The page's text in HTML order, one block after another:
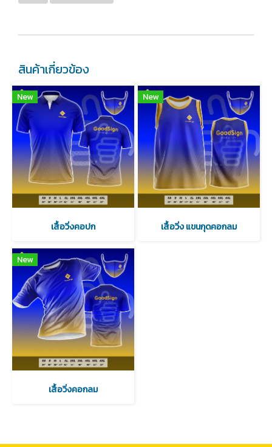
สินค้าเกี่ยวข้อง
New
เสื้อวิ่งคอปก
New
เสื้อวิ่ง แขนกุดคอกลม
New
เสื้อวิ่งคอกลม